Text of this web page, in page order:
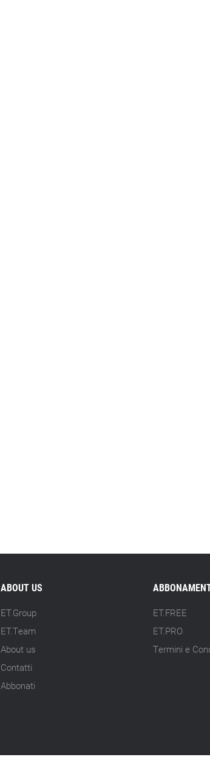
ABOUT US
ET.Group
ET.Team
About us
Contatti
Abbonati
ET.FREE
ET.PRO
Termini e